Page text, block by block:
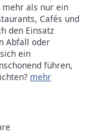
als nur ein
Cafés und
den Einsatz
Abfall oder
ein
führen,
mehr